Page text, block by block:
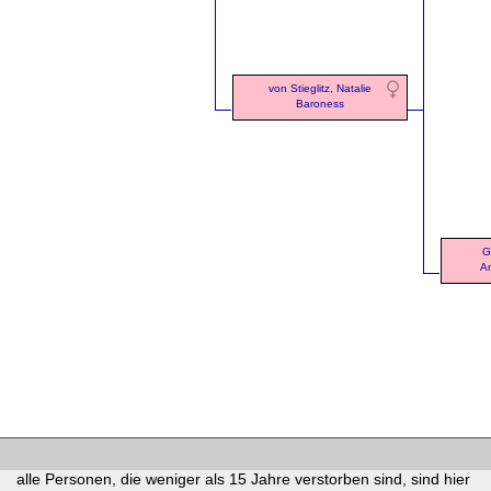
von Stieglitz, Natalie
Baroness
alle Personen, die weniger als 15 Jahre verstorben sind, sind hier